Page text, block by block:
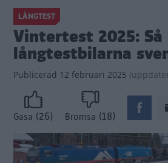
LÅNGTEST
Vintertest 2025:
långtestbilarna
Publicerad 12 februari 2025 (
Gasa (26) Bromsa (18)